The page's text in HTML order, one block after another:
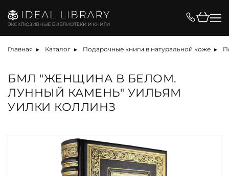
Главная Каталог Подарочные книги в натуральной коже
БМЛ "ЖЕНЩИНА В БЕЛОМ.
ЛУННЫЙ КАМЕНЬ" УИЛЬЯМ
УИЛКИ КОЛЛИНЗ